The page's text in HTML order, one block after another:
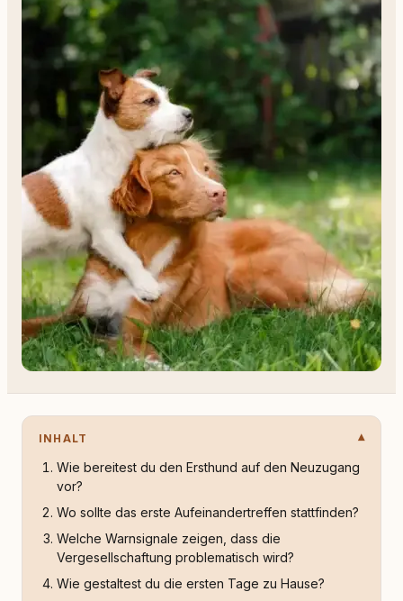
INHALT
Wie bereitest du den Ersthund auf den Neuzugang
vor?
Wo sollte das erste Aufeinandertreffen stattfinden?
Welche Warnsignale zeigen, dass die
Vergesellschaftung problematisch wird?
Wie gestaltest du die ersten Tage zu Hause?